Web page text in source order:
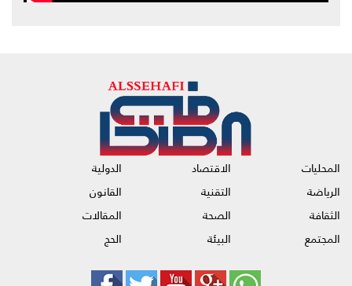
المحليات الاقتصاد
الدولية
الرياضة
التقنية
القانون
الثقافة
الصحة
المقالات
المجتمع
البيئة الحج